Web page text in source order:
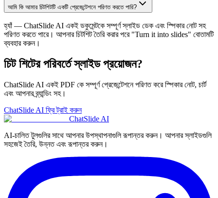
আমি কি আমার চিটশিটটি একটি প্রেজেন্টেশনে পরিণত করতে পারি?
হ্যাঁ — ChatSlide AI একই ডকুমেন্টকে সম্পূর্ণ স্লাইড ডেক এবং স্পিকার নোট সহ
পরিণত করতে পারে। আপনার চিটশিট তৈরি করার পরে "Turn it into slides" বোতামটি
ব্যবহার করুন।
চিট শিটের পরিবর্তে স্লাইড প্রয়োজন?
ChatSlide AI একই PDF কে সম্পূর্ণ প্রেজেন্টেশনে পরিণত করে স্পিকার নোট, চার্ট
এবং আপনার ব্র্যান্ডিং সহ।
ChatSlide AI ফ্রি ট্রাই করুন
ChatSlide AI
AI-চালিত টুলগুলির সাথে আপনার উপস্থাপনাগুলি রূপান্তর করুন। আপনার স্লাইডগুলি
সহজেই তৈরি, উন্নত এবং রূপান্তর করুন।